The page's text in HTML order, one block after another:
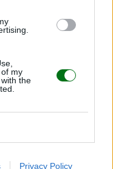
my
the
Privacy Policy
año del bebé